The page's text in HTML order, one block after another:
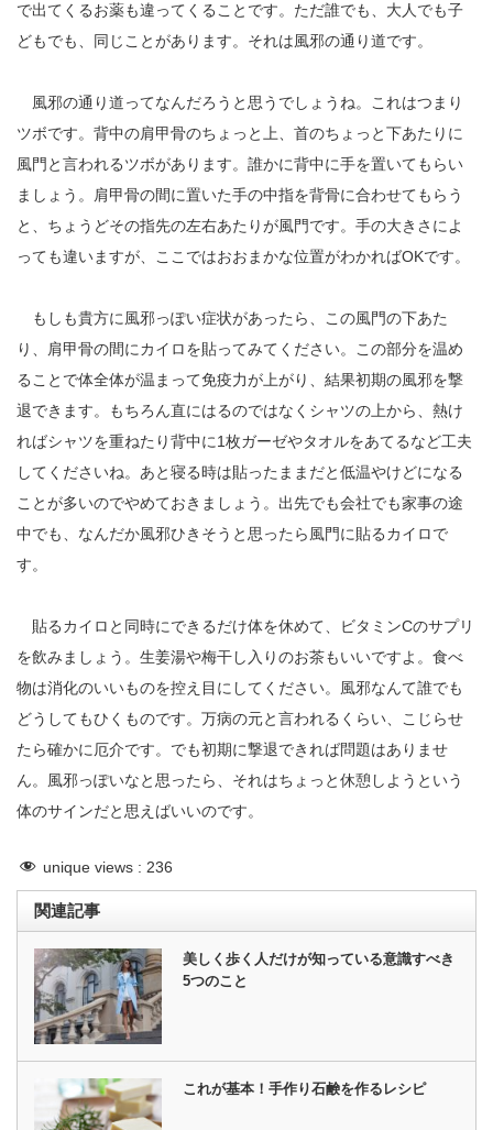
で出てくるお薬も違ってくることです。ただ誰でも、大人でも子
どもでも、同じことがあります。それは風邪の通り道です。
風邪の通り道ってなんだろうと思うでしょうね。これはつまり
ツボです。背中の肩甲骨のちょっと上、首のちょっと下あたりに
風門と言われるツボがあります。誰かに背中に手を置いてもらい
ましょう。肩甲骨の間に置いた手の中指を背骨に合わせてもらう
と、ちょうどその指先の左右あたりが風門です。手の大きさによ
っても違いますが、ここではおおまかな位置がわかればOKです。
もしも貴方に風邪っぽい症状があったら、この風門の下あた
り、肩甲骨の間にカイロを貼ってみてください。この部分を温め
ることで体全体が温まって免疫力が上がり、結果初期の風邪を撃
退できます。もちろん直にはるのではなくシャツの上から、熱け
ればシャツを重ねたり背中に1枚ガーゼやタオルをあてるなど工夫
してくださいね。あと寝る時は貼ったままだと低温やけどになる
ことが多いのでやめておきましょう。出先でも会社でも家事の途
中でも、なんだか風邪ひきそうと思ったら風門に貼るカイロで
す。
貼るカイロと同時にできるだけ体を休めて、ビタミンCのサプリ
を飲みましょう。生姜湯や梅干し入りのお茶もいいですよ。食べ
物は消化のいいものを控え目にしてください。風邪なんて誰でも
どうしてもひくものです。万病の元と言われるくらい、こじらせ
たら確かに厄介です。でも初期に撃退できれば問題はありませ
ん。風邪っぽいなと思ったら、それはちょっと休憩しようという
体のサインだと思えばいいのです。
unique views : 236
関連記事
美しく歩く人だけが知っている意識すべき
5つのこと
これが基本！手作り石鹸を作るレシピ